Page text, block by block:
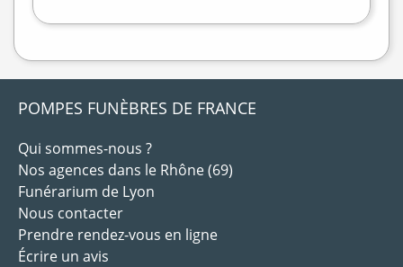
POMPES FUNÈBRES DE FRANCE
Qui sommes-nous ?
Nos agences dans le Rhône (69)
Funérarium de Lyon
Nous contacter
Prendre rendez-vous en ligne
Écrire un avis